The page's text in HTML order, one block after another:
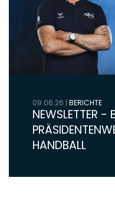
09.06.26 | BERICHTE
NEWSLETTER -
HANDBALL